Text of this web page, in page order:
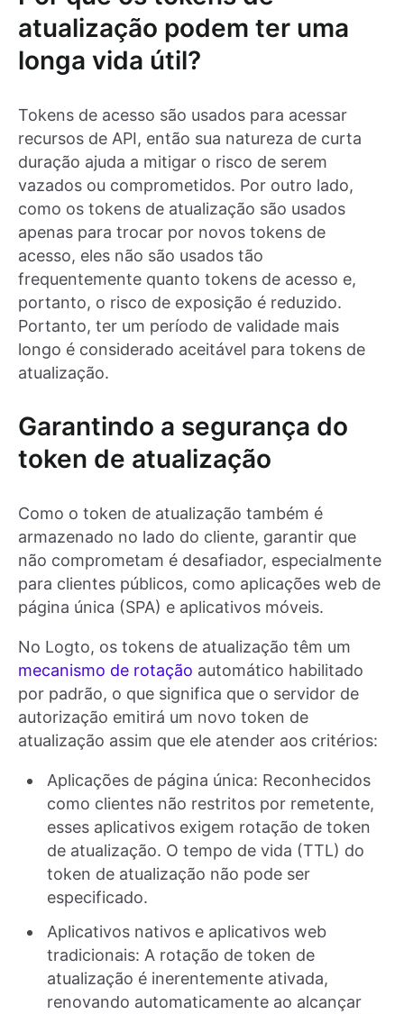
atualização podem ter uma
longa vida útil?
Tokens de acesso são usados para acessar
recursos de API, então sua natureza de curta
duração ajuda a mitigar o risco de serem
vazados ou comprometidos. Por outro lado,
como os tokens de atualização são usados
apenas para trocar por novos tokens de
acesso, eles não são usados tão
frequentemente quanto tokens de acesso e,
portanto, o risco de exposição é reduzido.
Portanto, ter um período de validade mais
longo é considerado aceitável para tokens de
atualização.
Garantindo a segurança do
token de atualização
Como o token de atualização também é
armazenado no lado do cliente, garantir que
não comprometam é desafiador, especialmente
para clientes públicos, como aplicações web de
página única (SPA) e aplicativos móveis.
No Logto, os tokens de atualização têm um
mecanismo de rotação automático habilitado
por padrão, o que significa que o servidor de
autorização emitirá um novo token de
atualização assim que ele atender aos critérios:
Aplicações de página única: Reconhecidos
como clientes não restritos por remetente,
esses aplicativos exigem rotação de token
de atualização. O tempo de vida (TTL) do
token de atualização não pode ser
especificado.
Aplicativos nativos e aplicativos web
tradicionais: A rotação de token de
atualização é inerentemente ativada,
renovando automaticamente ao alcançar